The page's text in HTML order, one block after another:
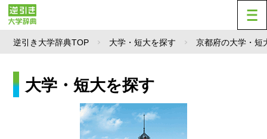
逆引き大学辞典TOP 大学・短大を探す 京都府の大学・短
大学・短大を探す